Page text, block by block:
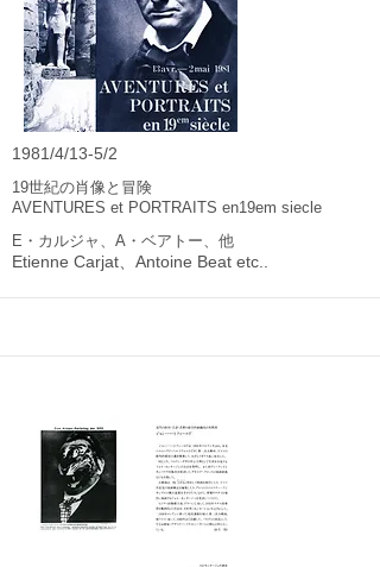
1981/4/13-5/2
19世紀の肖像と冒険
AVENTURES et PORTRAITS en19em siecle
E・カルジャ、A・ベアトー、他
Etienne Carjat、Antoine Beat etc..